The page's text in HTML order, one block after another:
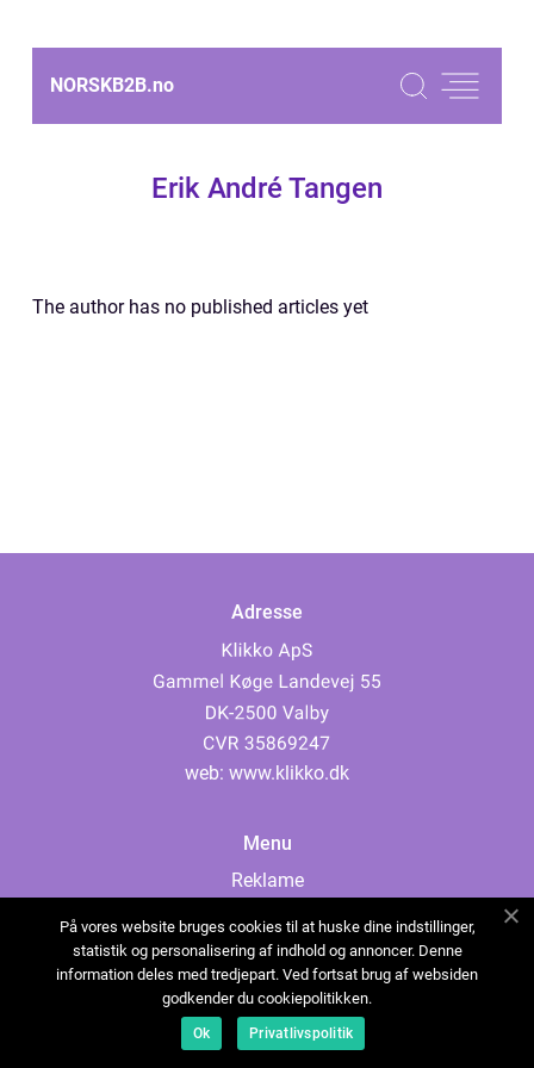
NORSKB2B.no
Erik André Tangen
The author has no published articles yet
Adresse
web: www.klikko.dk
Menu
Reklame
Cookies
Kontakt Oss
Sitemap
På vores website bruges cookies til at huske dine indstillinger,
statistik og personalisering af indhold og annoncer. Denne
information deles med tredjepart. Ved fortsat brug af websiden
godkender du cookiepolitikken.
Ok Privatlivspolitik